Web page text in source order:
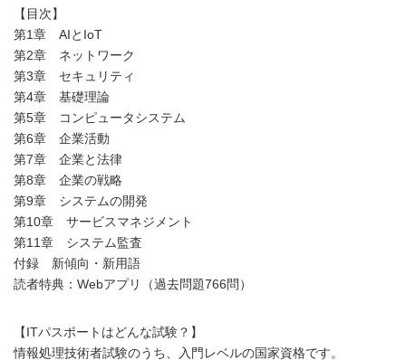
【目次】
第1章 AIとIoT
第2章 ネットワーク
第3章 セキュリティ
第4章 基礎理論
第5章 コンピュータシステム
第6章 企業活動
第7章 企業と法律
第8章 企業の戦略
第9章 システムの開発
第10章 サービスマネジメント
第11章 システム監査
付録 新傾向・新用語
読者特典：Webアプリ（過去問題766問）
【ITパスポートはどんな試験？】
情報処理技術者試験のうち、入門レベルの国家資格です。